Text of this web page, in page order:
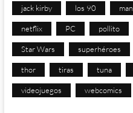
jack kirby los 90
netflix PC pollito
Star Wars superhéroes
thor tiras tuna
videojuegos webcomics